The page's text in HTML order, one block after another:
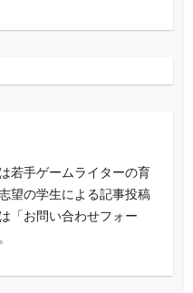
若手ゲームライターの育
望の学生による記事投稿
「お問い合わせフォー